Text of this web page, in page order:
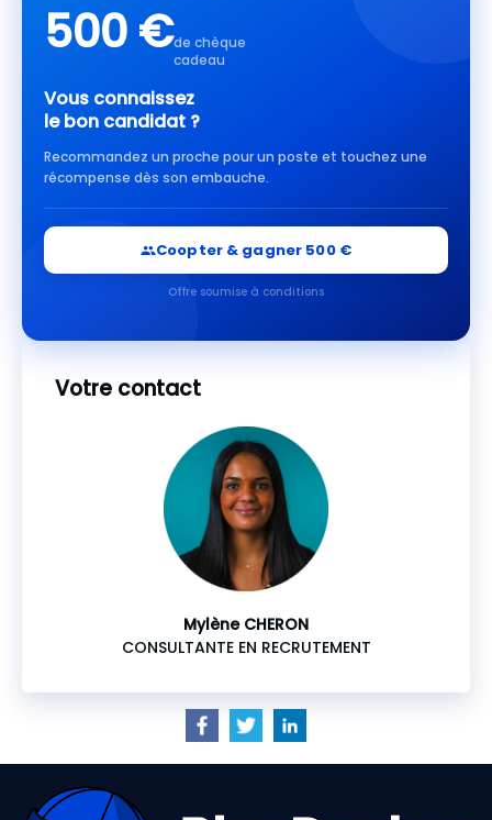
500 €de chèque
cadeau
Vous connaissez
le bon candidat ?
Recommandez un proche pour un poste et touchez une
récompense dès son embauche.
Coopter & gagner 500 €
Offre soumise à conditions
Votre contact
Mylène CHERON
CONSULTANTE EN RECRUTEMENT